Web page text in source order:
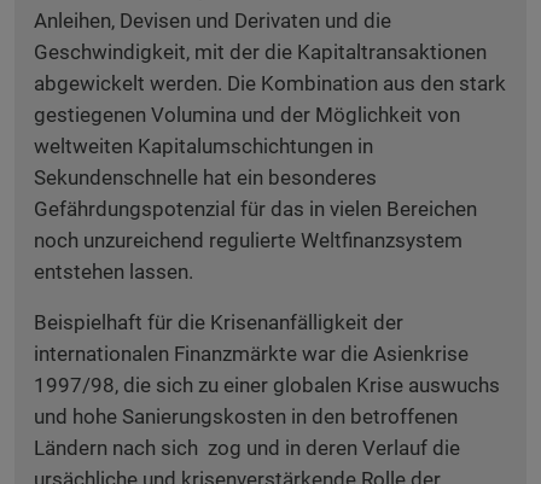
Anleihen, Devisen und Derivaten und die
Geschwindigkeit, mit der die Kapitaltransaktionen
abgewickelt werden. Die Kombination aus den stark
gestiegenen Volumina und der Möglichkeit von
weltweiten Kapitalumschichtungen in
Sekundenschnelle hat ein besonderes
Gefährdungspotenzial für das in vielen Bereichen
noch unzureichend regulierte Weltfinanzsystem
entstehen lassen.
Beispielhaft für die Krisenanfälligkeit der
internationalen Finanzmärkte war die Asienkrise
1997/98, die sich zu einer globalen Krise auswuchs
und hohe Sanierungskosten in den betroffenen
Ländern nach sich zog und in deren Verlauf die
ursächliche und krisenverstärkende Rolle der